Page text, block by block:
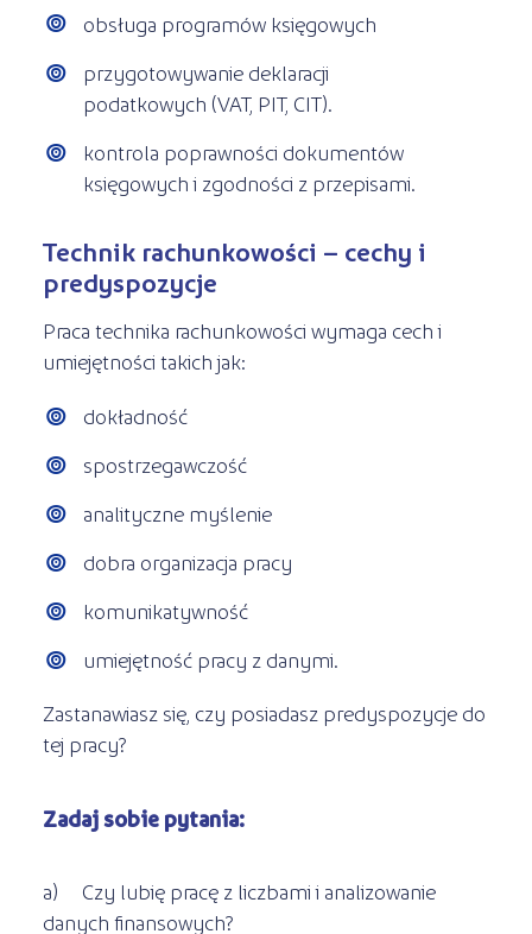
obsługa programów księgowych
przygotowywanie deklaracji
podatkowych (VAT, PIT, CIT).
kontrola poprawności dokumentów
księgowych i zgodności z przepisami.
Technik rachunkowości – cechy i
predyspozycje
Praca technika rachunkowości wymaga cech i
umiejętności takich jak:
dokładność
spostrzegawczość
analityczne myślenie
dobra organizacja pracy
komunikatywność
umiejętność pracy z danymi.
Zastanawiasz się, czy posiadasz predyspozycje do
tej pracy?
Zadaj sobie pytania:
a) Czy lubię pracę z liczbami i analizowanie
danych finansowych?